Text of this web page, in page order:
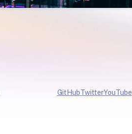
GitHubTwitterYouTube